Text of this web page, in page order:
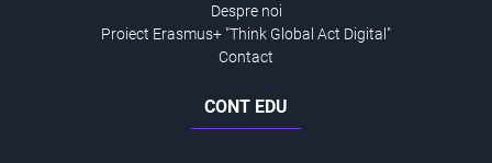
Despre noi
Proiect Erasmus+ "Think Global Act Digital"
Contact
CONT EDU